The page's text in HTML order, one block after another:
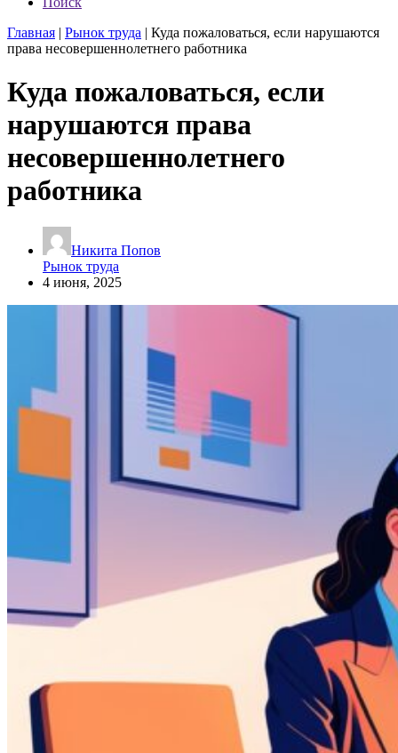
Главная | Рынок труда | Куда пожаловаться, если нарушаются
права несовершеннолетнего работника
Куда пожаловаться, если
нарушаются права
несовершеннолетнего
работника
Никита Попов
Рынок труда
4 июня, 2025